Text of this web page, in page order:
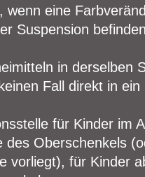
wenn eine
Suspension
in derselben
Fall direkt in
für Kinder im
des Oberschenkels
vorliegt), für Kinder